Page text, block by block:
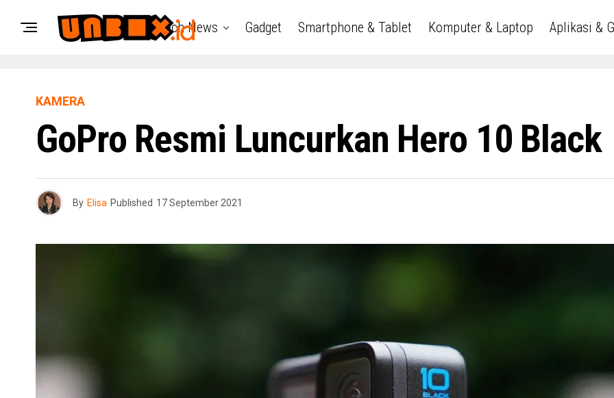
Tech News Gadget Smartphone & Tablet Komputer & Laptop Aplikasi &
KAMERA
GoPro Resmi Luncurkan Hero 10 Black
By Elisa Published 17 September 2021